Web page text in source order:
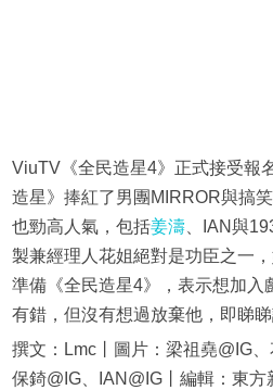
ViuTV《全民造星4》正式接受報
造星》捧紅了男團MIRROR與搞
也勁高人氣，包括姜濤、IAN與
製兼經理人花姐絕對是功臣之一
準備《全民造星4》，表示想加入
有錯，但沒有想過放棄他，即睇睇
撰文：Lmc丨圖片：梁祖堯@IG、
保錡@IG、IAN@IG丨編輯：東方